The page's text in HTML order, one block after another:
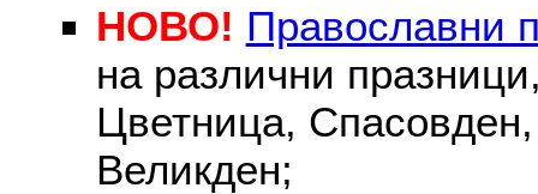
НОВО! Православни
на различни
Цветница, Спасовден,
Великден;